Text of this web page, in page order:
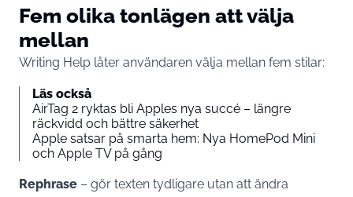
Fem olika tonlägen att välja
mellan
Writing Help låter användaren välja mellan fem stilar:
Läs också
AirTag 2 ryktas bli Apples nya succé – längre
räckvidd och bättre säkerhet
Apple satsar på smarta hem: Nya HomePod Mini
och Apple TV på gång
Rephrase – gör texten tydligare utan att ändra